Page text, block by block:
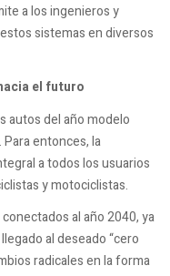
a los ingenieros y
sistemas en diversos
el futuro
autos del año modelo
entonces, la
a todos los usuarios
y motociclistas.
al año 2040, ya
al deseado “cero
radicales en la forma